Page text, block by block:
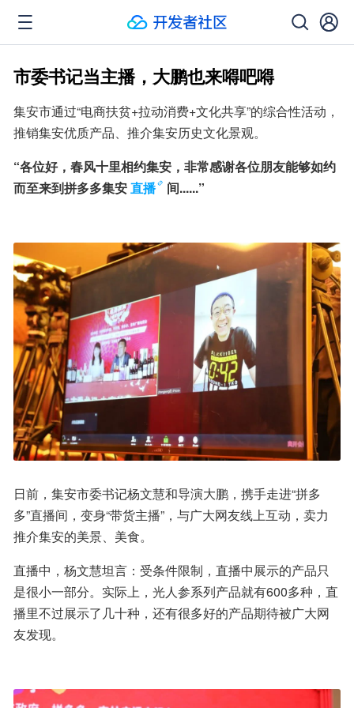
市委书记当主播，大鹏也来嘚吧嘚
集安市通过“电商扶贫+拉动消费+文化共享”的综合性活动，
推销集安优质产品、推介集安历史文化景观。
“各位好，春风十里相约集安，非常感谢各位朋友能够如约
而至来到拼多多集安直播 间......”
日前，集安市委书记杨文慧和导演大鹏，携手走进“拼多
多”直播间，变身“带货主播”，与广大网友线上互动，卖力
推介集安的美景、美食。
直播中，杨文慧坦言：受条件限制，直播中展示的产品只
是很小一部分。实际上，光人参系列产品就有600多种，直
播里不过展示了几十种，还有很多好的产品期待被广大网
友发现。